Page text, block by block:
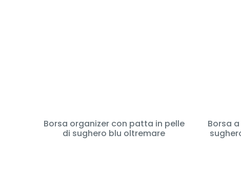
Borsa organizer con patta in pelle
di sughero blu oltremare
Borsa